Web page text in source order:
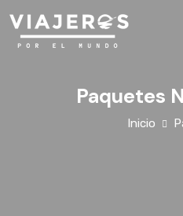
Paquetes
Inicio